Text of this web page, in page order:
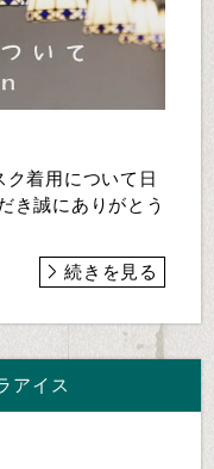
着用について日
き誠にありがとう
続きを見る
アイス